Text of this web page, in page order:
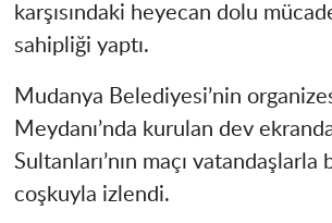
karşısındaki heyecan dolu
sahipliği yaptı.
Mudanya Belediyesi’nin
Meydanı’nda kurulan dev
Sultanları’nın maçı vatandaşlarla
coşkuyla izlendi.